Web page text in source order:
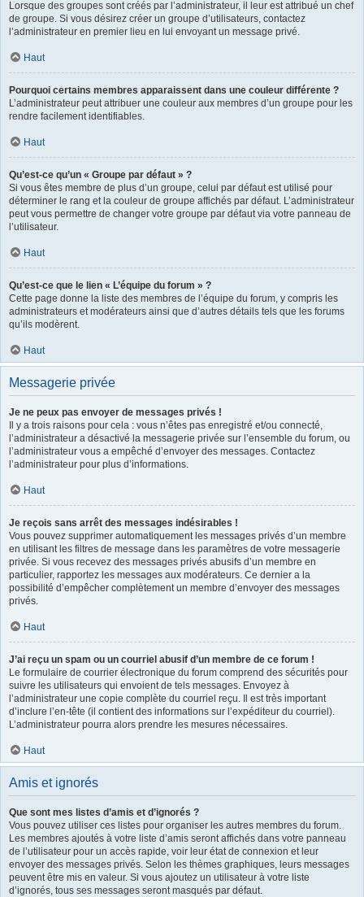
Lorsque des groupes sont créés par l’administrateur, il leur est attribué un chef
de groupe. Si vous désirez créer un groupe d’utilisateurs, contactez
l’administrateur en premier lieu en lui envoyant un message privé.
Haut
Pourquoi certains membres apparaissent dans une couleur différente ?
L’administrateur peut attribuer une couleur aux membres d’un groupe pour les
rendre facilement identifiables.
Haut
Qu’est-ce qu’un « Groupe par défaut » ?
Si vous êtes membre de plus d’un groupe, celui par défaut est utilisé pour
déterminer le rang et la couleur de groupe affichés par défaut. L’administrateur
peut vous permettre de changer votre groupe par défaut via votre panneau de
l’utilisateur.
Haut
Qu’est-ce que le lien « L’équipe du forum » ?
Cette page donne la liste des membres de l’équipe du forum, y compris les
administrateurs et modérateurs ainsi que d’autres détails tels que les forums
qu’ils modèrent.
Haut
Messagerie privée
Je ne peux pas envoyer de messages privés !
Il y a trois raisons pour cela : vous n’êtes pas enregistré et/ou connecté,
l’administrateur a désactivé la messagerie privée sur l’ensemble du forum, ou
l’administrateur vous a empêché d’envoyer des messages. Contactez
l’administrateur pour plus d’informations.
Haut
Je reçois sans arrêt des messages indésirables !
Vous pouvez supprimer automatiquement les messages privés d’un membre
en utilisant les filtres de message dans les paramètres de votre messagerie
privée. Si vous recevez des messages privés abusifs d’un membre en
particulier, rapportez les messages aux modérateurs. Ce dernier a la
possibilité d’empêcher complètement un membre d’envoyer des messages
privés.
Haut
J’ai reçu un spam ou un courriel abusif d’un membre de ce forum !
Le formulaire de courrier électronique du forum comprend des sécurités pour
suivre les utilisateurs qui envoient de tels messages. Envoyez à
l’administrateur une copie complète du courriel reçu. Il est très important
d’inclure l’en-tête (il contient des informations sur l’expéditeur du courriel).
L’administrateur pourra alors prendre les mesures nécessaires.
Haut
Amis et ignorés
Que sont mes listes d’amis et d’ignorés ?
Vous pouvez utiliser ces listes pour organiser les autres membres du forum.
Les membres ajoutés à votre liste d’amis seront affichés dans votre panneau
de l’utilisateur pour un accès rapide, voir leur état de connexion et leur
envoyer des messages privés. Selon les thèmes graphiques, leurs messages
peuvent être mis en valeur. Si vous ajoutez un utilisateur à votre liste
d’ignorés, tous ses messages seront masqués par défaut.